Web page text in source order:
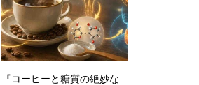
『コーヒーと糖質の絶妙な